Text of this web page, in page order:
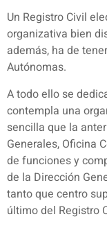
Un Registro Civil
organizativa bien
además, ha de
Autónomas.
A todo ello se
contempla una
sencilla que la
Generales, Oficina
de funciones y
de la Dirección
tanto que centro
último del Registro